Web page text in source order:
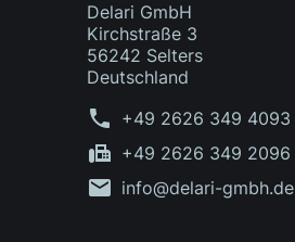
Delari GmbH
Kirchstraße 3
56242 Selters
Deutschland
phone +49 2626 349 4093
fax +49 2626 349 2096
mail info@delari-gmbh.de